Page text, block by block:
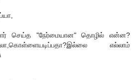
செய்த "நேர்மையான" தொழில் என்ன?
எல்லாம்